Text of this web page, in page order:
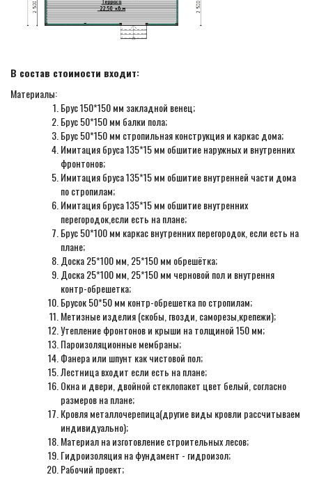
В состав стоимости входит:
Материалы:
Брус 150*150 мм закладной венец;
Брус 50*150 мм балки пола;
Брус 50*150 мм стропильная конструкция и каркас дома;
Имитация бруса 135*15 мм обшитие наружных и внутренних
фронтонов;
Имитация бруса 135*15 мм обшитие внутренней части дома
по стропилам;
Имитация бруса 135*15 мм обшитие внутренних
перегородок,если есть на плане;
Брус 50*100 мм каркас внутренних перегородок, если есть на
плане;
Доска 25*100 мм, 25*150 мм обрешётка;
Доска 25*100 мм, 25*150 мм черновой пол и внутрення
контр-обрешетка;
Брусок 50*50 мм контр-обрешетка по стропилам;
Метизные изделия (скобы, гвозди, саморезы,крепежи);
Утепление фронтонов и крыши на толщиной 150 мм;
Пароизоляционные мембраны;
Фанера или шпунт как чистовой пол;
Лестница входит если есть на плане;
Окна и двери, двойной стеклопакет цвет белый, согласно
размеров на плане;
Кровля металлочерепица(другие виды кровли рассчитываем
индивидуально);
Материал на изготовление строительных лесов;
Гидроизоляция на фундамент - гидроизол;
Рабочий проект;